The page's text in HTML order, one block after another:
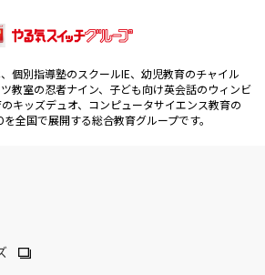
個別指導塾のスクールIE、幼児教育のチャイル
教室の忍者ナイン、子ども向け英会話のウィンビ
キッズデュオ、コンピュータサイエンス教育の
全国で展開する総合教育グループです。